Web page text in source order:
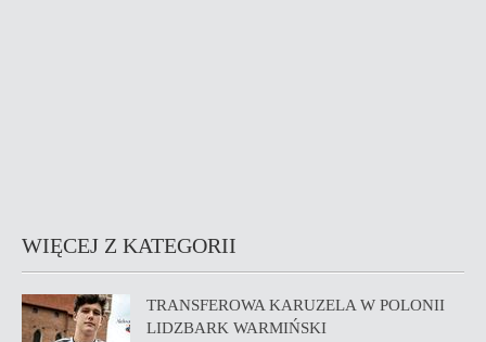
WIĘCEJ Z KATEGORII
TRANSFEROWA KARUZELA W POLONII
LIDZBARK WARMIŃSKI